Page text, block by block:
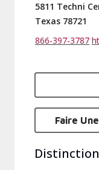
5811 Techni
Texas 78721
866-397-3787
Faire